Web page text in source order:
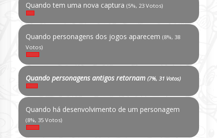
Quando tem uma nova captura (5%, 23 Votos)
Quando personagens dos jogos aparecem (8%, 38
Votos)
Quando personagens antigos retornam (7%, 31 Votos)
Quando há desenvolvimento de um personagem
(8%, 35 Votos)